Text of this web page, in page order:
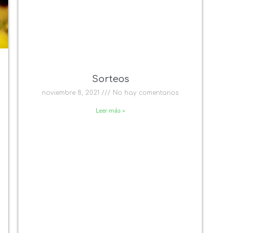
Sorteos
noviembre 8, 2021 No hay comentarios
Leer más »